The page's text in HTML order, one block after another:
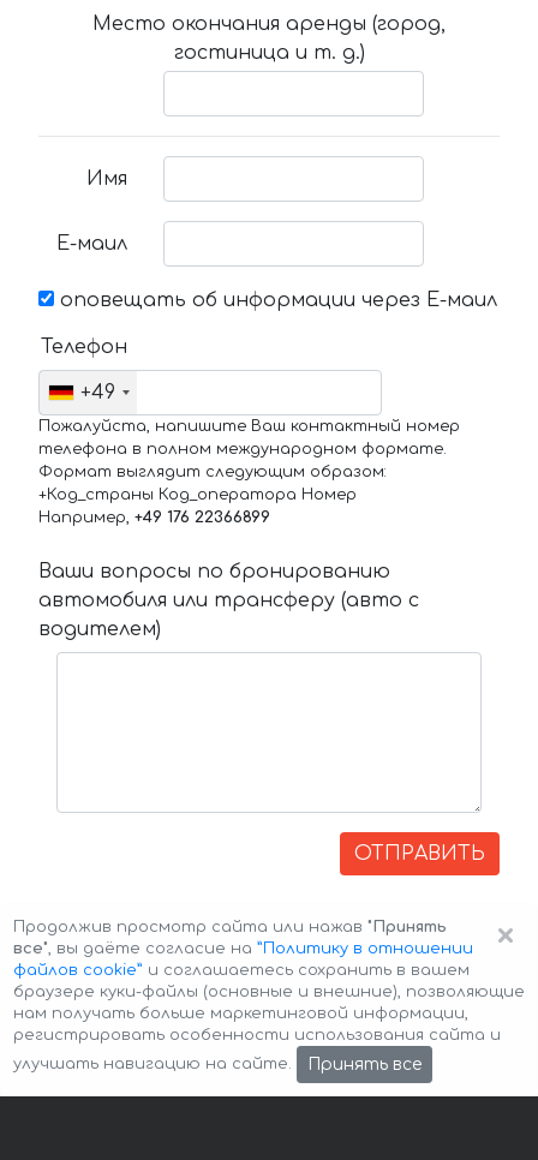
Место окончания аренды (город,
гостиница и т. д.)
Имя
Е-маил
оповещать об информации через Е-маил
Телефон
+49
Пожалуйста, напишите Ваш контактный номер
телефона в полном международном формате.
Формат выглядит следующим образом:
+Код_страны Код_оператора Номер
Например, +49 176 22366899
Ваши вопросы по бронированию
автомобиля или трансферу (авто с
водителем)
ОТПРАВИТЬ
Авторские права © 2026 Авто-Аренда Cookie Policy
×
Продолжив просмотр сайта или нажав "Принять
все", вы даёте согласие на ”Политику в отношении
файлов cookie” и соглашаетесь сохранить в вашем
браузере куки-файлы (основные и внешние), позволяющие
нам получать больше маркетинговой информации,
регистрировать особенности использования сайта и
улучшать навигацию на сайте.
Принять все